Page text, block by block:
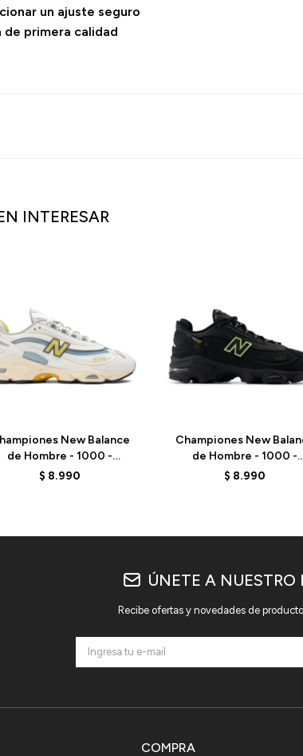
un ajuste seguro
de primera calidad
INTERESAR
New Balance
de Hombre - 1000 -
M1000CA - SEA SALT
$ 8.990
Championes New
de Hombre - 1000 -
M1000BBV - ELD
$ 8.990
COMPRA
ÚNETE A
Recibe ofertas y novedades de